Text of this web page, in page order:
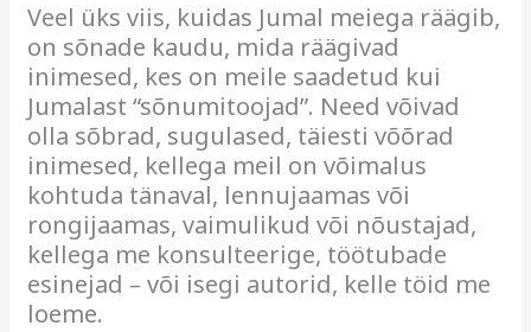
Veel üks viis, kuidas Jumal meiega räägib,
on sõnade kaudu, mida räägivad
inimesed, kes on meile saadetud kui
Jumalast “sõnumitoojad”. Need võivad
olla sõbrad, sugulased, täiesti võõrad
inimesed, kellega meil on võimalus
kohtuda tänaval, lennujaamas või
rongijaamas, vaimulikud või nõustajad,
kellega me konsulteerige, töötubade
esinejad – või isegi autorid, kelle töid me
loeme.